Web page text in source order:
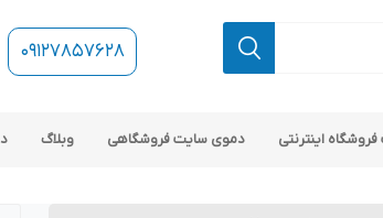
09127857628
اینترنتی دموی سایت فروشگاهی وبلاگ